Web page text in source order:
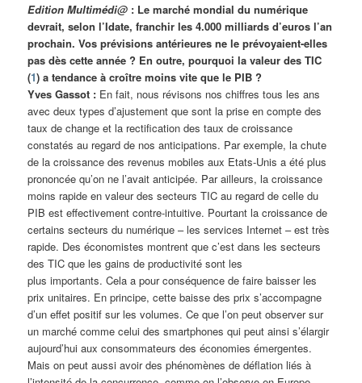
Edition Multimédi@ : Le marché mondial du numérique
devrait, selon l’Idate, franchir les 4.000 milliards d’euros l’an
prochain. Vos prévisions antérieures ne le prévoyaient-elles
pas dès cette année ? En outre, pourquoi la valeur des TIC
(1) a tendance à croître moins vite que le PIB ?
Yves Gassot : En fait, nous révisons nos chiffres tous les ans
avec deux types d’ajustement que sont la prise en compte des
taux de change et la rectification des taux de croissance
constatés au regard de nos anticipations. Par exemple, la chute
de la croissance des revenus mobiles aux Etats-Unis a été plus
prononcée qu’on ne l’avait anticipée. Par ailleurs, la croissance
moins rapide en valeur des secteurs TIC au regard de celle du
PIB est effectivement contre-intuitive. Pourtant la croissance de
certains secteurs du numérique – les services Internet – est très
rapide. Des économistes montrent que c’est dans les secteurs
des TIC que les gains de productivité sont les
plus importants. Cela a pour conséquence de faire baisser les
prix unitaires. En principe, cette baisse des prix s’accompagne
d’un effet positif sur les volumes. Ce que l’on peut observer sur
un marché comme celui des smartphones qui peut ainsi s’élargir
aujourd’hui aux consommateurs des économies émergentes.
Mais on peut aussi avoir des phénomènes de déflation liés à